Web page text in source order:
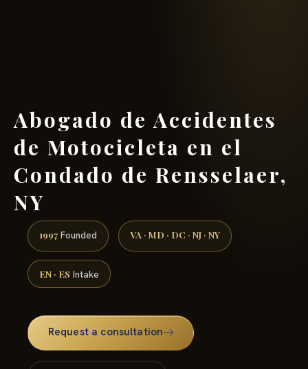
Abogado de Accidentes
de Motocicleta en el
Condado de Rensselaer,
NY
1997 Founded VA · MD · DC · NJ · NY
EN · ES Intake
Request a consultation